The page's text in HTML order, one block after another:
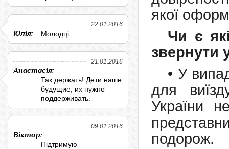
якої
Чи є
звернути
• У
для
України
подорож.
22.01.2016
Юлія: Молодці
21.01.2016
Анастасія:
Так держать! Дети наше
будущие, их нужно
поддерживать.
09.01.2016
Віктор:
Підтримую